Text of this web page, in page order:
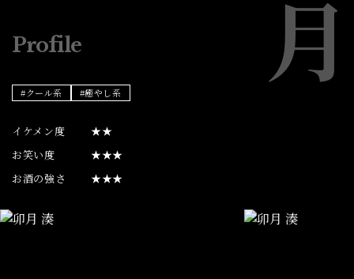
Profile
#クール系 #癒やし系
イケメン度
★★
お笑い度
★★★
お酒の強さ
★★★